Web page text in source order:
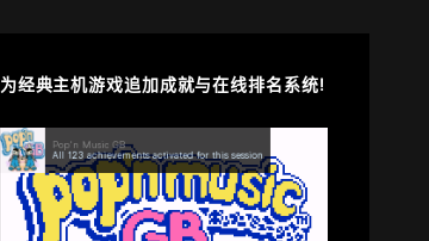
为经典主机游戏追加成就与在线排名系统!